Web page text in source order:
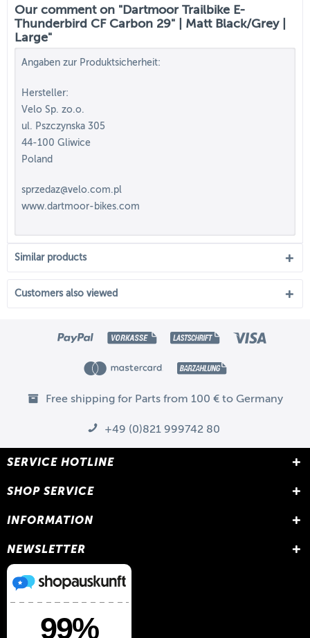
Our comment on "Dartmoor Trailbike E-
Thunderbird CF Carbon 29" | Matt Black/Grey |
Large"
Angaben zur Produktsicherheit:
Hersteller:
Velo Sp. zo.o.
ul. Pszczynska 305
44-100 Gliwice
Poland
sprzedaz@velo.com.pl
www.dartmoor-bikes.com
Similar products
Customers also viewed
Free shipping for Parts from 100 € to Germany
+49 (0)821 999742 80
SERVICE HOTLINE
SHOP SERVICE
INFORMATION
NEWSLETTER